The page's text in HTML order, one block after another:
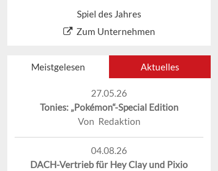
Spiel des Jahres
Zum Unternehmen
Meistgelesen Aktuelles
27.05.26
Tonies: „Pokémon“-Special Edition
Von Redaktion
04.08.26
DACH-Vertrieb für Hey Clay und Pixio